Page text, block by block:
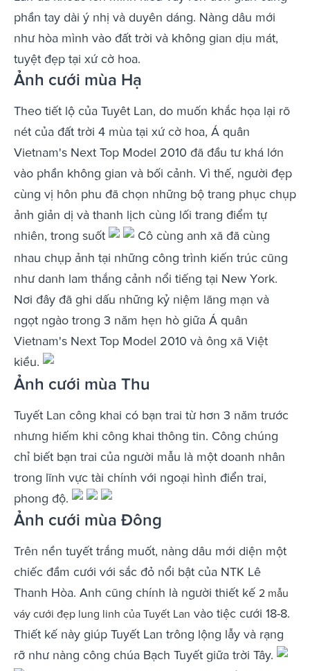
phần tay dài ý nhị và duyên dáng. Nàng dâu mới
như hòa mình vào đất trời và không gian dịu mát,
tuyệt đẹp tại xứ cờ hoa.
Ảnh cưới mùa Hạ
Theo tiết lộ của Tuyêt Lan, do muốn khắc họa lại rõ
nét của đất trời 4 mùa tại xứ cờ hoa, Á quân
Vietnam's Next Top Model 2010 đã đầu tư khá lớn
vào phần không gian và bối cảnh. Vì thế, người đẹp
cùng vị hôn phu đã chọn những bộ trang phục chụp
ảnh giản dị và thanh lịch cùng lối trang điểm tự
nhiên, trong suốt
Cô cùng anh xã đã cùng
nhau chụp ảnh tại những công trình kiến trúc cũng
như danh lam thắng cảnh nổi tiếng tại New York.
Nơi đây đã ghi dấu những kỷ niệm lãng mạn và
ngọt ngào trong 3 năm hẹn hò giữa Á quân
Vietnam's Next Top Model 2010 và ông xã Việt
kiều.
Ảnh cưới mùa Thu
Tuyết Lan công khai có bạn trai từ hơn 3 năm trước
nhưng hiếm khi công khai thông tin. Công chúng
chỉ biết bạn trai của người mẫu là một doanh nhân
trong lĩnh vực tài chính với ngoại hình điển trai,
phong độ.
Ảnh cưới mùa Đông
Trên nền tuyết trắng muốt, nàng dâu mới diện một
chiếc đầm cưới với sắc đỏ nổi bật của NTK Lê
Thanh Hòa. Anh cũng chính là người thiết kế 2 mẫu
váy cưới đẹp lung linh của Tuyết Lan vào tiệc cưới 18-8.
Thiết kế này giúp Tuyết Lan trông lộng lẫy và rạng
rỡ như nàng công chúa Bạch Tuyết giữa trời Tây.